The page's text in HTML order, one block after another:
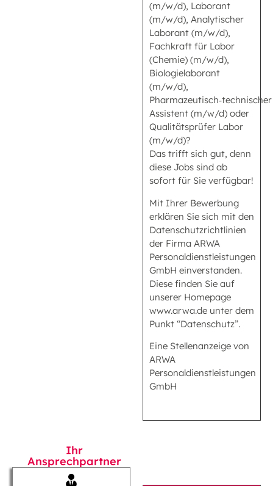
(m/w/d), Laborant
(m/w/d), Analytischer
Laborant (m/w/d),
Fachkraft für Labor
(Chemie) (m/w/d),
Biologielaborant
(m/w/d),
Pharmazeutisch‑technischer
Assistent (m/w/d) oder
Qualitätsprüfer Labor
(m/w/d)?
Das trifft sich gut, denn
diese Jobs sind ab
sofort für Sie verfügbar!
Mit Ihrer Bewerbung
erklären Sie sich mit den
Datenschutzrichtlinien
der Firma ARWA
Personaldienstleistungen
GmbH einverstanden.
Diese finden Sie auf
unserer Homepage
www.arwa.de unter dem
Punkt “Datenschutz”.
Eine Stellenanzeige von
ARWA
Personaldienstleistungen
GmbH
Ihr
Ansprechpartner